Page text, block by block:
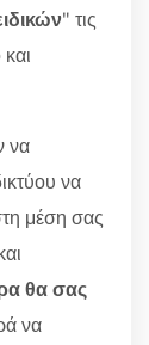
" τις
να
να
μέση σας
θα σας
να